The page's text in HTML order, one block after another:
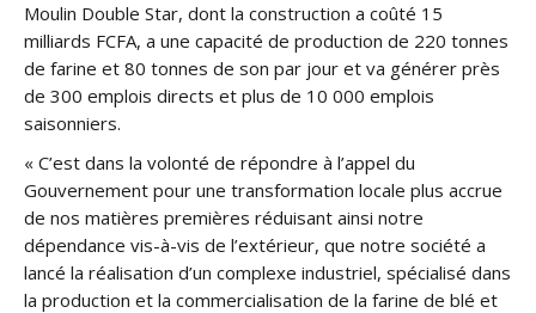
Moulin Double Star, dont la construction a coûté 15
milliards FCFA, a une capacité de production de 220 tonnes
de farine et 80 tonnes de son par jour et va générer près
de 300 emplois directs et plus de 10 000 emplois
saisonniers.
« C’est dans la volonté de répondre à l’appel du
Gouvernement pour une transformation locale plus accrue
de nos matières premières réduisant ainsi notre
dépendance vis-à-vis de l’extérieur, que notre société a
lancé la réalisation d’un complexe industriel, spécialisé dans
la production et la commercialisation de la farine de blé et